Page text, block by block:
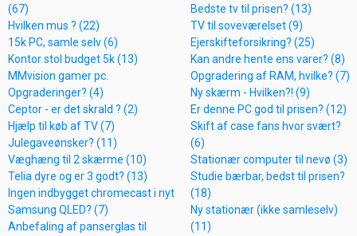
(67)
Hvilken mus ? (22)
15k PC, samle selv (6)
Kontor stol budget 5k (13)
MMvision gamer pc.
Opgraderinger? (4)
Ceptor - er det skrald ? (2)
Hjælp til køb af TV (7)
Julegaveønsker? (11)
Væghæng til 2 skærme (10)
Telia dyre og er 3 godt? (13)
Ingen indbygget chromecast i nyt
Samsung QLED? (7)
Anbefaling af panserglas til
Bedste tv til prisen? (13)
TV til soveværelset (9)
Ejerskifteforsikring? (25)
Kan andre hente ens varer? (8)
Opgradering af RAM, hvilke? (7)
Ny skærm - Hvilken?! (9)
Er denne PC god til prisen? (12)
Skift af case fans hvor svært?
(6)
Stationær computer til nevø (3)
Studie bærbar, bedst til prisen?
(18)
Ny stationær (ikke samleselv)
(11)